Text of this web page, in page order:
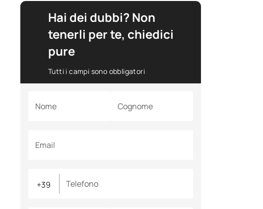
Hai dei dubbi? Non
tenerli per te, chiedici
pure
Tutti i campi sono obbligatori
Nome Cognome
Email
Telefono